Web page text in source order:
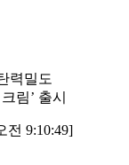
력밀도
림’ 출시
전 9:10:49]